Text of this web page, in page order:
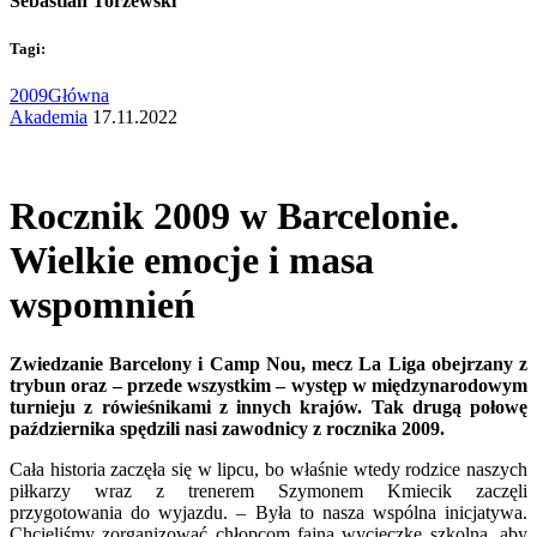
Tagi:
2009Główna
Akademia 17.11.2022
Rocznik 2009 w Barcelonie.
Wielkie emocje i masa
wspomnień
Zwiedzanie Barcelony i Camp Nou, mecz La Liga obejrzany z
trybun oraz – przede wszystkim – występ w międzynarodowym
turnieju z rówieśnikami z innych krajów. Tak drugą połowę
października spędzili nasi zawodnicy z rocznika 2009.
Cała historia zaczęła się w lipcu, bo właśnie wtedy rodzice naszych
piłkarzy wraz z trenerem Szymonem Kmiecik zaczęli
przygotowania do wyjazdu. – Była to nasza wspólna inicjatywa.